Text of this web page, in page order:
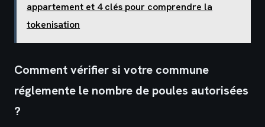
appartement et 4 clés pour comprendre la
tokenisation
Comment vérifier si votre commune
réglemente le nombre de poules autorisées
?